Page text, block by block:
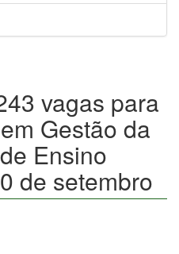
vagas para
Gestão da
Ensino
de setembro